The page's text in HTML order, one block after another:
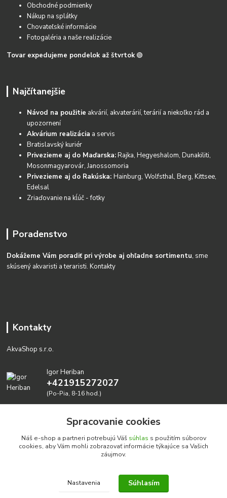
Obchodné podmienky
Nákup na splátky
Chovateľské informácie
Fotogaléria a naše realizácie
Tovar expedujeme pondelok až štvrtok 🟢
Najčítanejšie
Návod na použitie akvárií, akvaterárií, terárií a niekoľko rád a
upozornení
Akvárium realizácia a servis
Bratislavský kuriér
Privezieme aj do Maďarska:Rajka, Hegyeshalom, Dunakiliti,
Mosonmagyarovár, Janossomoria
Privezieme aj do Rakúska:Hainburg, Wolfsthal, Berg, Kittsee,
Edelsal
Zriaďovanie na kĺúč - fotky
Poradenstvo
Dokážeme Vám poradiť pri výrobe aj ohľadne sortimentu, sme
skúsený akvaristi a teraristi.Kontakty
Kontakty
AkvaShop s.r.o.
Igor Heriban
+421915272027
(Po-Pia, 8-16 hod.)
Realizujeme prírodné akvária: AkvaShop s.r.o. • IBAN:
SK3911000000002947087849
Spracovanie cookies
Náš e-shop a partneri potrebujú Váš súhlas s použitím súborov
cookies, aby Vám mohli zobrazovať informácie týkajúce sa Vašich
záujmov.
Nastavenia Súhlasím